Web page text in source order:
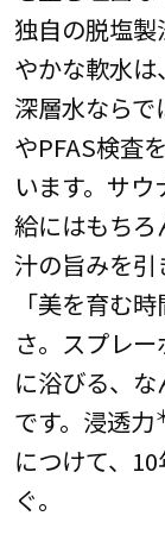
独自の脱塩
やかな軟水
深層水なら
やPFAS検査
います。サ
給にはもち
汁の旨みを
「美を育む
さ。スプレ
に浴びる、
です。浸透力
につけて、
ぐ。